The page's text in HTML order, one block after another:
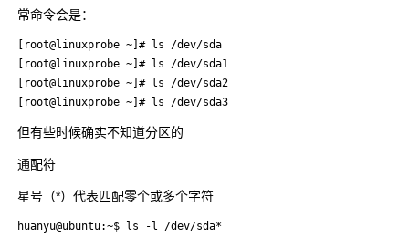
常命令会是：
[root@linuxprobe ~]# ls /dev/sda
[root@linuxprobe ~]# ls /dev/sda1
[root@linuxprobe ~]# ls /dev/sda2
[root@linuxprobe ~]# ls /dev/sda3
但有些时候确实不知道分区的
通配符
星号（*）代表匹配零个或多个字符
huanyu@ubuntu:~$ ls -l /dev/sda*